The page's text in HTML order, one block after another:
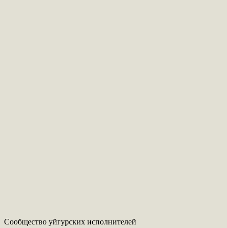
Сообщество уйгурских исполнителей